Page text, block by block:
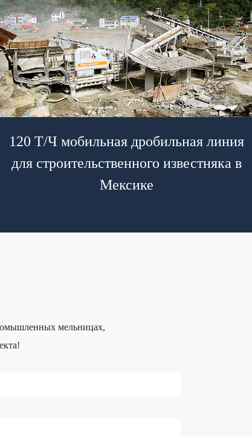
120 Т/Ч мобильная дробильная линия
для строительственного известняка в
Мексике
мельницах,